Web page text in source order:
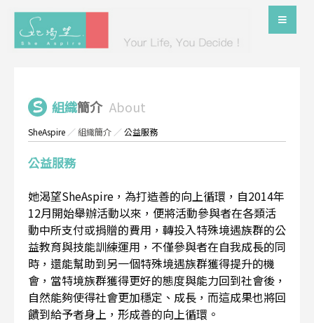
組織簡介 About
SheAspire ／組織簡介 ／公益服務
公益服務
她渴望SheAspire，為打造善的向上循環，自2014年
12月開始舉辦活動以來，便將活動參與者在各類活
動中所支付或捐贈的費用，轉投入特殊境遇族群的公
益教育與技能訓練運用，不僅參與者在自我成長的同
時，還能幫助到另一個特殊境遇族群獲得提升的機
會，當特境族群獲得更好的態度與能力回到社會後，
自然能夠使得社會更加穩定、成長，而這成果也將回
饋到給予者身上，形成善的向上循環。